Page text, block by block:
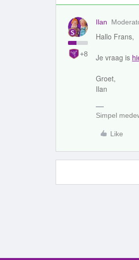
+8
Ilan
Hallo Frans,
Je vraag is
Groet,
Ilan
Simpel
Like